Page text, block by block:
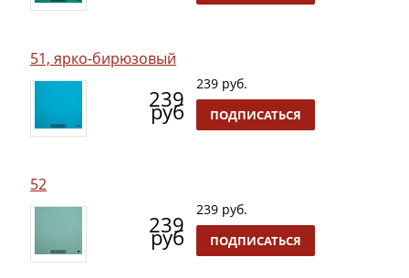
51, ярко-бирюзовый
239
руб
239 руб.
ПОДПИСАТЬСЯ
52
239
руб
239 руб.
ПОДПИСАТЬСЯ